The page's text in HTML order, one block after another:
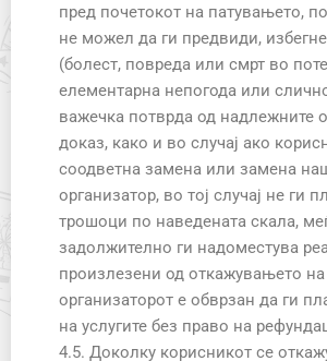
пред почетокот на патувањето,
не можел да ги предвиди,
(болест, повреда или смрт во
елементарна непогода или
важечка потврда од надлежните
доказ, како и во случај ако
соодветна замена или замена
организатор, во тој случај не ги
трошоци по наведената скала,
задолжително ги надоместува
произлезени од откажувањето
организаторот е обврзан да ги
на услугите без право на
4.5. Доколку корисникот се